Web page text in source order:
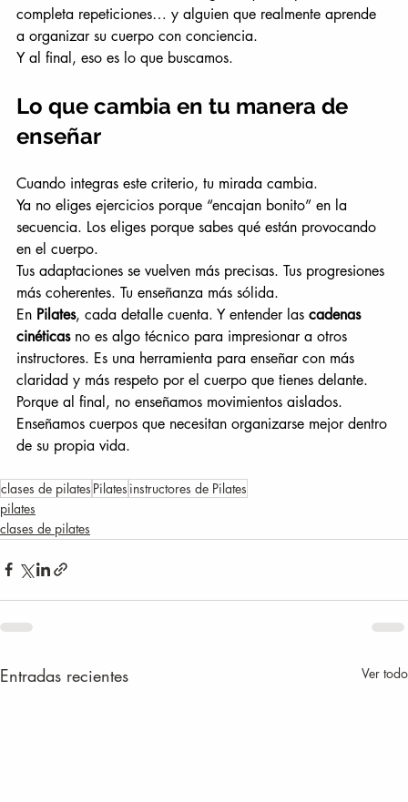
completa repeticiones… y alguien que realmente aprende
a organizar su cuerpo con conciencia.
Y al final, eso es lo que buscamos.
Lo que cambia en tu manera de
enseñar
Cuando integras este criterio, tu mirada cambia.
Ya no eliges ejercicios porque “encajan bonito” en la
secuencia. Los eliges porque sabes qué están provocando
en el cuerpo.
Tus adaptaciones se vuelven más precisas. Tus progresiones
más coherentes. Tu enseñanza más sólida.
En Pilates, cada detalle cuenta. Y entender las cadenas
cinéticas no es algo técnico para impresionar a otros
instructores. Es una herramienta para enseñar con más
claridad y más respeto por el cuerpo que tienes delante.
Porque al final, no enseñamos movimientos aislados.
Enseñamos cuerpos que necesitan organizarse mejor dentro
de su propia vida.
clases de pilates Pilates instructores de Pilates
pilates
clases de pilates
Entradas recientes Ver todo